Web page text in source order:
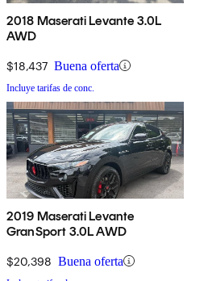
2018 Maserati Levante 3.0L
AWD
$18,437 Buena oferta
Incluye tarifas de conc.
2019 Maserati Levante
GranSport 3.0L AWD
$20,398 Buena oferta